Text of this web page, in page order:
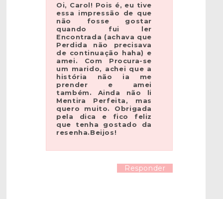
Oi, Carol! Pois é, eu tive
essa impressão de que
não fosse gostar
quando fui ler
Encontrada (achava que
Perdida não precisava
de continuação haha) e
amei. Com Procura-se
um marido, achei que a
história não ia me
prender e amei
também. Ainda não li
Mentira Perfeita, mas
quero muito. Obrigada
pela dica e fico feliz
que tenha gostado da
resenha.Beijos!
Responder